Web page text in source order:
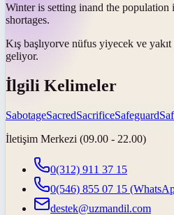
Winter is setting inand the population
shortages.
Kış başlıyorve nüfus yiyecek ve yakıt
geliyor.
İlgili Kelimeler
SabotageSacredSacrificeSafeguard
İletişim Merkezi (09.00 - 22.00)
0(312) 911 37 15
0(546) 855 07 15
destek@uzmandil.com